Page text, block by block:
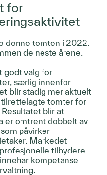
for
denne tomten i 2022.
de neste årene.
godt valg for
særlig innenfor
blir stadig mer aktuelt
tilrettelagte tomter for
blir at
er omtrent dobbelt av
påvirker
Markedet
tilbydere
kompetanse